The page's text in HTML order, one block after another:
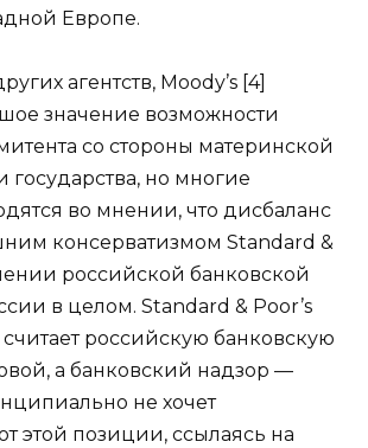
Европе.
агентств, Moody’s [4]
значение возможности
со стороны материнской
но многие
во мнении, что дисбаланс
консерватизмом Standard &
российской банковской
в целом. Standard & Poor’s
российскую банковскую
а банковский надзор —
не хочет
этой позиции, ссылаясь на